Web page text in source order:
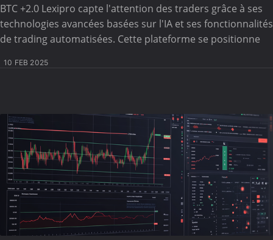
BTC +2.0 Lexipro capte l'attention des traders grâce à ses
technologies avancées basées sur l'IA et ses fonctionnalités
de trading automatisées. Cette plateforme se positionne
10 FEB 2025